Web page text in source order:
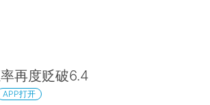
再度贬破6.4
APP打开